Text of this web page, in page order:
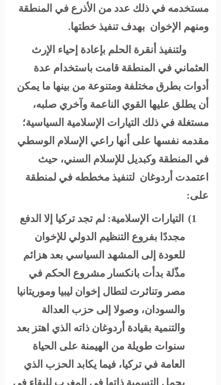
مستخدمه في ذلك عدد من الأذرع في المنطقة
ومنهم الإخوان بهدف تنفيذ خطتها.
ولتنفيذ أنقرة الحلم بإعادة إحياء الإرث
العثماني في المنطقة قامت باستخدام عدة
أدوات بطرق مختلفة ومتنوعة من بينها ما يمكن
أن يطلق عليها القوي الناعمة وآخري صلبه،
مستغلة في ذلك التيارات الإسلامية السياسية؛
مقدمه نفسها على أنها راعي الإسلام الوسطي
في المنطقة وكبديل للإسلام السني، حيث
اعتمدت أردوغان لتنفيذ مخططه في لمنطقة
على:
1)
التيارات الإسلامية: لم تجد تركيا إلا الدفع
مجددًا بفروع التنظيم الدولي للإخوان
للعودة إلى المشهد السياسي بعد هزائم
مذّلة بدأت بانكسار مشروع الحكم في
مصر وتناثرت لتطال إخوان ليبيا وموريتانيا
والسودان، وصولا إلى حزب العدالة
والتنمية بقيادة أردوغان ذاته الذي اهتز بعد
سنوات طويلة من الهيمنة على الحياة
العامة في تركيا، فيما يكابد الحزب الذي
يحمل التسمية ذاتها في المغرب للبقاء في